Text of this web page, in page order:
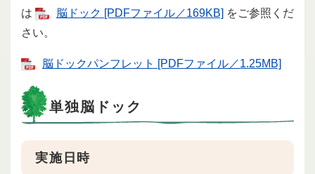
は
脳ドック [PDFファイル／169KB] をご参照くだ
さい。
脳ドックパンフレット [PDFファイル／1.25MB]
単独脳ドック
実施日時